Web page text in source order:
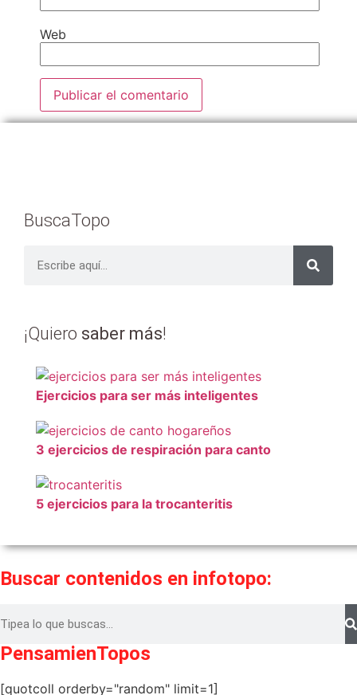
Web
BuscaTopo
¡Quiero saber más!
Ejercicios para ser más inteligentes
3 ejercicios de respiración para canto
5 ejercicios para la trocanteritis
Buscar contenidos en infotopo:
PensamienTopos
[quotcoll orderby="random" limit=1]